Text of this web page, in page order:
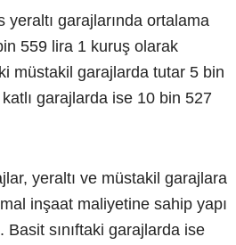
yeraltı garajlarında ortalama
559 lira 1 kuruş olarak
müstakil garajlarda tutar 5 bin
garajlarda ise 10 bin 527
yeraltı ve müstakil garajlara
inşaat maliyetine sahip yapı
Basit sınıftaki garajlarda ise